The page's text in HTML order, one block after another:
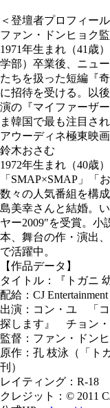
＜登壇者プロフィール
ファン・ドンヒョク
1971年生まれ（41歳
学部）卒業後、ニュ
たちを扱った短編『
に招待を受ける。以
演の『マイファーザ
ま韓国で最も注目さ
アウーディネ極東映
鈴木おさむ
1972年生まれ（40歳
「SMAP×SMAP」「
数々の人気番組を構
島美幸さんと結婚。
ヤー2009″を受賞。
本、舞台の作・演出
で活躍中。
【作品データ】
タイトル：『トガニ
配給：CJ Entertainment
出演：コン・ユ 「コ
探します』 チョン・
監督：ファン・ドン
原作：孔 枝泳（「ト
刊）
レイティング：R-18
クレジット：© 2011